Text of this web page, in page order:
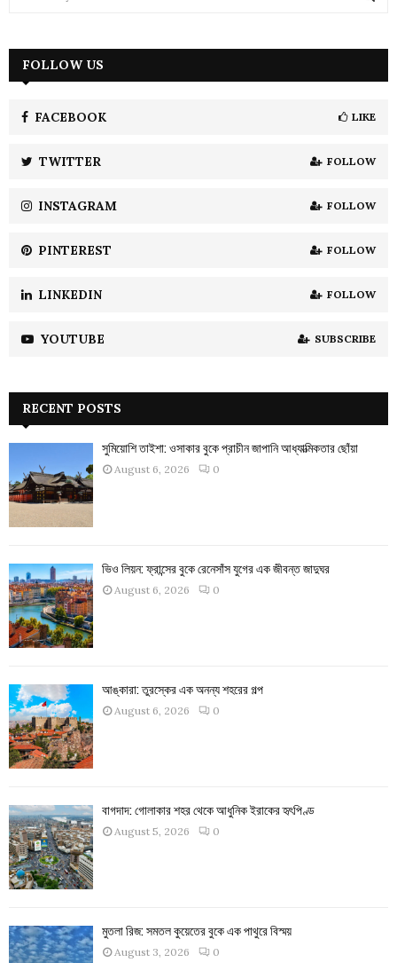
h
H
FOLLOW US
FACEBOOK LIKE
TWITTER FOLLOW
INSTAGRAM FOLLOW
PINTEREST FOLLOW
LINKEDIN FOLLOW
YOUTUBE SUBSCRIBE
RECENT POSTS
সুমিয়োশি তাইশা: ওসাকার বুকে প্রাচীন জাপানি আধ্যাত্মিকতার ছোঁয়া
August 6, 2026 0
ভিও লিয়ন: ফ্রান্সের বুকে রেনেসাঁস যুগের এক জীবন্ত জাদুঘর
August 6, 2026 0
আঙ্কারা: তুরস্কের এক অনন্য শহরের গল্প
August 6, 2026 0
বাগদাদ: গোলাকার শহর থেকে আধুনিক ইরাকের হৃৎপিণ্ড
August 5, 2026 0
মুতলা রিজ: সমতল কুয়েতের বুকে এক পাথুরে বিস্ময়
August 3, 2026 0